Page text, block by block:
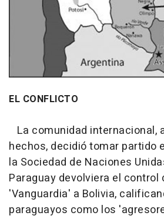
EL CONFLICTO
La comunidad internacional,
hechos, decidió tomar partido
la Sociedad de Naciones
Paraguay devolviera el control
'Vanguardia' a Bolivia,
paraguayos como los